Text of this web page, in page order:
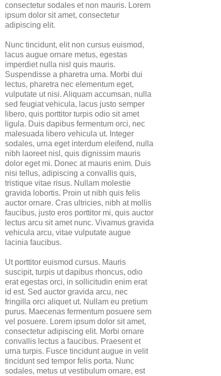
consectetur sodales et non mauris. Lorem
ipsum dolor sit amet, consectetur
adipiscing elit.
Nunc tincidunt, elit non cursus euismod,
lacus augue ornare metus, egestas
imperdiet nulla nisl quis mauris.
Suspendisse a pharetra urna. Morbi dui
lectus, pharetra nec elementum eget,
vulputate ut nisi. Aliquam accumsan, nulla
sed feugiat vehicula, lacus justo semper
libero, quis porttitor turpis odio sit amet
ligula. Duis dapibus fermentum orci, nec
malesuada libero vehicula ut. Integer
sodales, urna eget interdum eleifend, nulla
nibh laoreet nisl, quis dignissim mauris
dolor eget mi. Donec at mauris enim. Duis
nisi tellus, adipiscing a convallis quis,
tristique vitae risus. Nullam molestie
gravida lobortis. Proin ut nibh quis felis
auctor ornare. Cras ultricies, nibh at mollis
faucibus, justo eros porttitor mi, quis auctor
lectus arcu sit amet nunc. Vivamus gravida
vehicula arcu, vitae vulputate augue
lacinia faucibus.
Ut porttitor euismod cursus. Mauris
suscipit, turpis ut dapibus rhoncus, odio
erat egestas orci, in sollicitudin enim erat
id est. Sed auctor gravida arcu, nec
fringilla orci aliquet ut. Nullam eu pretium
purus. Maecenas fermentum posuere sem
vel posuere. Lorem ipsum dolor sit amet,
consectetur adipiscing elit. Morbi ornare
convallis lectus a faucibus. Praesent et
urna turpis. Fusce tincidunt augue in velit
tincidunt sed tempor felis porta. Nunc
sodales, metus ut vestibulum ornare, est